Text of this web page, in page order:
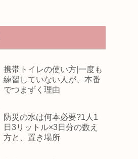
携帯トイレの使い方|一度も
練習していない人が、本番
でつまずく理由
防災の水は何本必要?1人1
日3リットル×3日分の数え
方と、置き場所